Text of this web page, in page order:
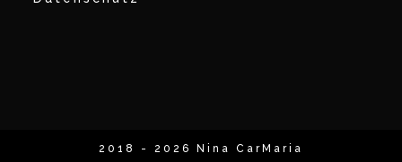
2018 - 2026 Nina CarMaria